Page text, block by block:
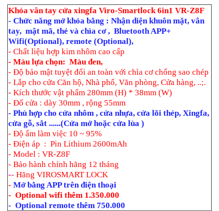
Khóa vân tay cửa xingfa Viro-Smartlock 6in1 VR-Z8F
- Chức năng mở khóa bằng : Nhận diện khuôn mặt, vân
tay, mật mã, thẻ và chìa cơ , Bluetooth APP+
Wifi(Optional), remote (Optional),
- Chất liệu hợp kim nhôm cao cấp
- Màu lựa chọn: Màu đen,
- Độ bảo mật tuyệt đối an toàn với chìa cơ chống sao chép
- Lắp cho cửa Căn hộ, Nhà phố, Văn phòng, Cửa hàng, ..;.
- Kích thước vật phẩm 280mm (H) * 38mm (W)
- Đố cửa : dày 30mm , rộng 55mm
- Phù hợp cho cửa nhôm , cửa nhựa, cửa lõi thép, Xingfa,
cửa gỗ, sắt ......(Cửa mở hoặc cửa lùa )
- Độ ẩm làm việc 10 ~ 95%
- Điện áp : Pin Lithium 2600mAh
- Model : VR-Z8F
- Bảo hành chính hãng 12 tháng
-- Hãng VIROSMART LOCK
- Mở bằng APP trên điện thoại
- Optional wifi thêm 1.350.000
- Optional remote thêm 750.000